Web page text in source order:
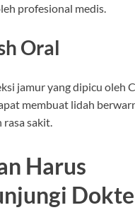
profesional medis.
Oral
jamur yang dipicu oleh
membuat lidah
rasa sakit.
Harus